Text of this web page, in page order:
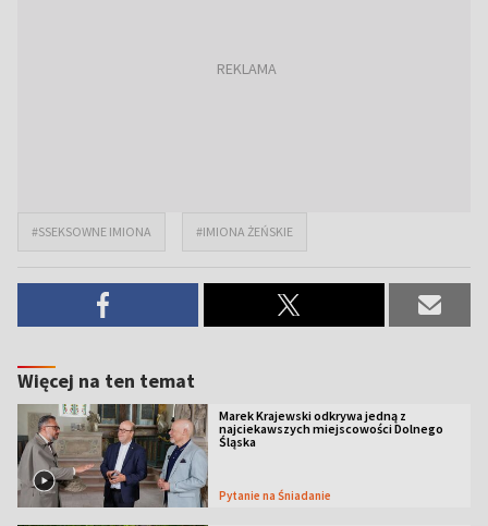
#SSEKSOWNE IMIONA #IMIONA ŻEŃSKIE
Więcej na ten temat
Marek Krajewski odkrywa jedną z
najciekawszych miejscowości Dolnego
Śląska
Pytanie na Śniadanie